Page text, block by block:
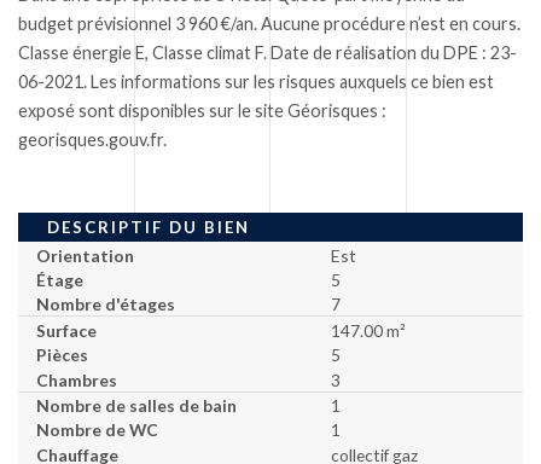
budget prévisionnel 3 960 €/an. Aucune procédure n’est en cours.
Classe énergie E, Classe climat F. Date de réalisation du DPE : 23-
06-2021. Les informations sur les risques auxquels ce bien est
exposé sont disponibles sur le site Géorisques :
georisques.gouv.fr.
DESCRIPTIF DU BIEN
Orientation
Est
Étage
5
Nombre d'étages
7
Surface
147.00 m²
Pièces
5
Chambres
3
Nombre de salles de bain
1
Nombre de WC
1
Chauffage
collectif gaz